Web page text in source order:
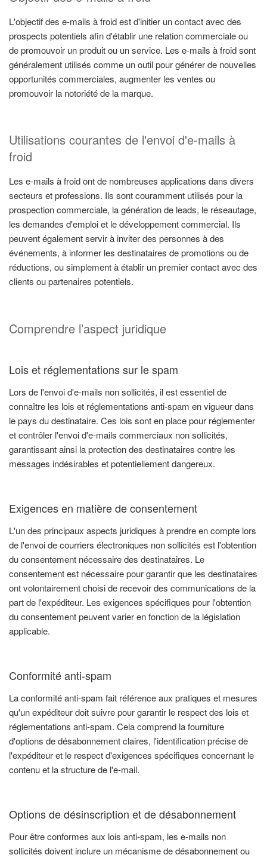
L'objectif des e-mails à froid est d'initier un contact avec des
prospects potentiels afin d'établir une relation commerciale ou
de promouvoir un produit ou un service. Les e-mails à froid sont
généralement utilisés comme un outil pour générer de nouvelles
opportunités commerciales, augmenter les ventes ou
promouvoir la notoriété de la marque.
Utilisations courantes de l'envoi d'e-mails à
froid
Les e-mails à froid ont de nombreuses applications dans divers
secteurs et professions. Ils sont couramment utilisés pour la
prospection commerciale, la génération de leads, le réseautage,
les demandes d'emploi et le développement commercial. Ils
peuvent également servir à inviter des personnes à des
événements, à informer les destinataires de promotions ou de
réductions, ou simplement à établir un premier contact avec des
clients ou partenaires potentiels.
Comprendre l’aspect juridique
Lois et réglementations sur le spam
Lors de l'envoi d'e-mails non sollicités, il est essentiel de
connaître les lois et réglementations anti-spam en vigueur dans
le pays du destinataire. Ces lois sont en place pour réglementer
et contrôler l'envoi d'e-mails commerciaux non sollicités,
garantissant ainsi la protection des destinataires contre les
messages indésirables et potentiellement dangereux.
Exigences en matière de consentement
L'un des principaux aspects juridiques à prendre en compte lors
de l'envoi de courriers électroniques non sollicités est l'obtention
du consentement nécessaire des destinataires. Le
consentement est nécessaire pour garantir que les destinataires
ont volontairement choisi de recevoir des communications de la
part de l'expéditeur. Les exigences spécifiques pour l'obtention
du consentement peuvent varier en fonction de la législation
applicable.
Conformité anti-spam
La conformité anti-spam fait référence aux pratiques et mesures
qu'un expéditeur doit suivre pour garantir le respect des lois et
réglementations anti-spam. Cela comprend la fourniture
d'options de désabonnement claires, l'identification précise de
l'expéditeur et le respect d'exigences spécifiques concernant le
contenu et la structure de l'e-mail.
Options de désinscription et de désabonnement
Pour être conformes aux lois anti-spam, les e-mails non
sollicités doivent inclure un mécanisme de désabonnement ou